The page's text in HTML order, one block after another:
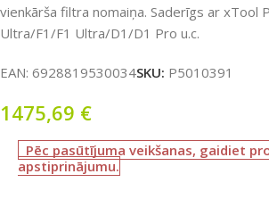
vienkārša filtra nomaiņa. Saderīgs ar xTool
Ultra/F1/F1 Ultra/D1/D1 Pro u.c.
EAN: 6928819530034SKU: P5010391
1475,69 €
Pēc pasūtījuma veikšanas, gaidiet
apstiprinājumu.